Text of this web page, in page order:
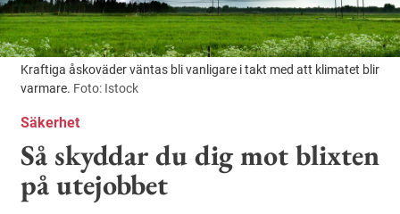
Kraftiga åskoväder väntas bli vanligare i takt med att klimatet blir
varmare. Foto: Istock
Säkerhet
Så skyddar du dig mot blixten
på utejobbet